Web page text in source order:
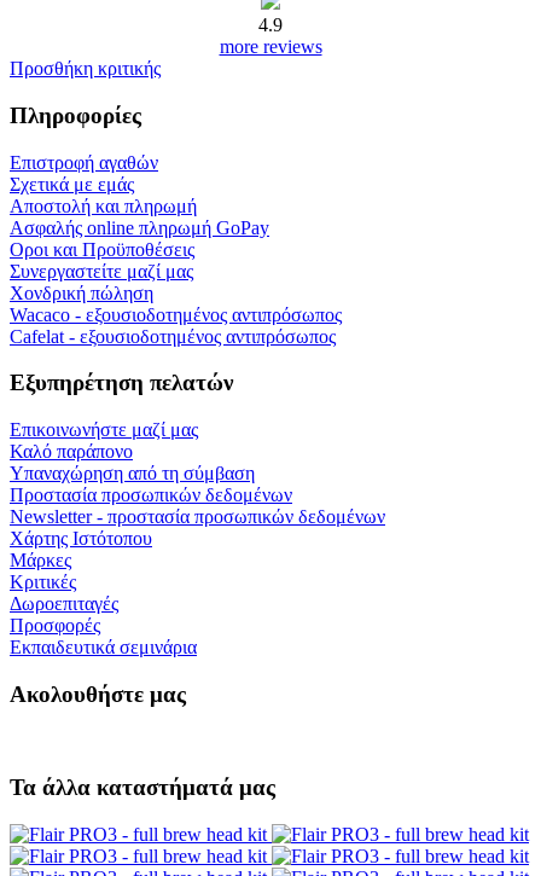
4.9
more reviews
Προσθήκη κριτικής
Πληροφορίες
Επιστροφή αγαθών
Σχετικά με εμάς
Αποστολή και πληρωμή
Ασφαλής online πληρωμή GoPay
Οροι και Προϋποθέσεις
Συνεργαστείτε μαζί μας
Χονδρική πώληση
Wacaco - εξουσιοδοτημένος αντιπρόσωπος
Cafelat - εξουσιοδοτημένος αντιπρόσωπος
Εξυπηρέτηση πελατών
Επικοινωνήστε μαζί μας
Καλό παράπονο
Υπαναχώρηση από τη σύμβαση
Προστασία προσωπικών δεδομένων
Newsletter - προστασία προσωπικών δεδομένων
Χάρτης Ιστότοπου
Μάρκες
Κριτικές
Δωροεπιταγές
Προσφορές
Εκπαιδευτικά σεμινάρια
Ακολουθήστε μας
Τα άλλα καταστήματά μας